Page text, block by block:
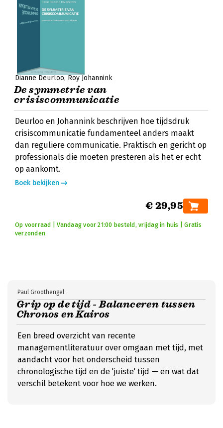
Dianne Deurloo Roy Johannink
De symmetrie van
crisiscommunicatie
Deurloo en Johannink beschrijven hoe tijdsdruk
crisiscommunicatie fundamenteel anders maakt
dan reguliere communicatie. Praktisch en gericht op
professionals die moeten presteren als het er echt
op aankomt.
Boek bekijken
€ 29,95
Op voorraad | Vandaag voor 21:00 besteld, vrijdag in huis | Gratis
verzonden
Grip op de tijd - Balanceren tussen
Chronos en Kairos
Paul Groothengel
Een breed overzicht van recente
managementliteratuur over omgaan met tijd, met
aandacht voor het onderscheid tussen
chronologische tijd en de 'juiste' tijd — en wat dat
verschil betekent voor hoe we werken.